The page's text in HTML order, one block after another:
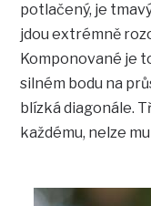
potlačený, je
jdou extrémně
Komponované je
silném bodu na
blízká diagonále.
každému, nelze